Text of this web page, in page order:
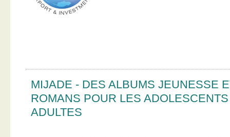
MIJADE - DES ALBUMS JEUNESSE
ROMANS POUR LES
ADULTES